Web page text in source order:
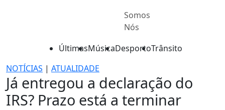
Somos
Nós
ÚltimasMúsicaDesportoTrânsito
NOTÍCIAS | ATUALIDADE
Já entregou a declaração do
IRS? Prazo está a terminar